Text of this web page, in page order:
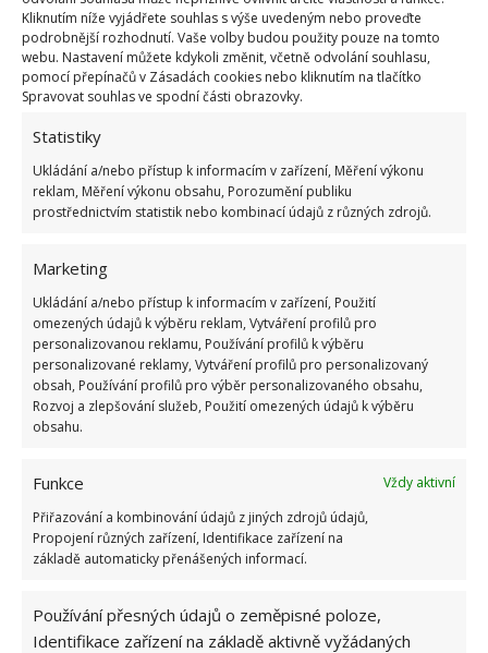
Kliknutím níže vyjádřete souhlas s výše uvedeným nebo proveďte
podrobnější rozhodnutí. Vaše volby budou použity pouze na tomto
webu. Nastavení můžete kdykoli změnit, včetně odvolání souhlasu,
pomocí přepínačů v Zásadách cookies nebo kliknutím na tlačítko
Spravovat souhlas ve spodní části obrazovky.
Statistiky
Ukládání a/nebo přístup k informacím v zařízení, Měření výkonu
reklam, Měření výkonu obsahu, Porozumění publiku
prostřednictvím statistik nebo kombinací údajů z různých zdrojů.
Marketing
Ukládání a/nebo přístup k informacím v zařízení, Použití
omezených údajů k výběru reklam, Vytváření profilů pro
personalizovanou reklamu, Používání profilů k výběru
personalizované reklamy, Vytváření profilů pro personalizovaný
obsah, Používání profilů pro výběr personalizovaného obsahu,
Rozvoj a zlepšování služeb, Použití omezených údajů k výběru
obsahu.
Funkce
Vždy aktivní
Přiřazování a kombinování údajů z jiných zdrojů údajů,
Propojení různých zařízení, Identifikace zařízení na
základě automaticky přenášených informací.
Používání přesných údajů o zeměpisné poloze,
Identifikace zařízení na základě aktivně vyžádaných
začnou být neodmyslitelným vybavením
domácností.
Opět se zastavíme u technologií, protože lidem
skutečně začíná více záležet na zdraví. S tím mohou
pomoci i chytré matrace, které už si teď někteří
pořizují. Nově se matrace vybavují senzory, které
hlídají tělesné funkce, teplotu těla, tlak a třeba i
dobu spánku. A takových chytrých věcí bude
přibývat a přibývat. Nizozemská společnost Philips
se pochlubila povlečením, které rovněž poskytuje
tyto informace. Ocení to především lidé, trpící
nějakou formou srdeční choroby.
Obrázek: appreal-vr.com